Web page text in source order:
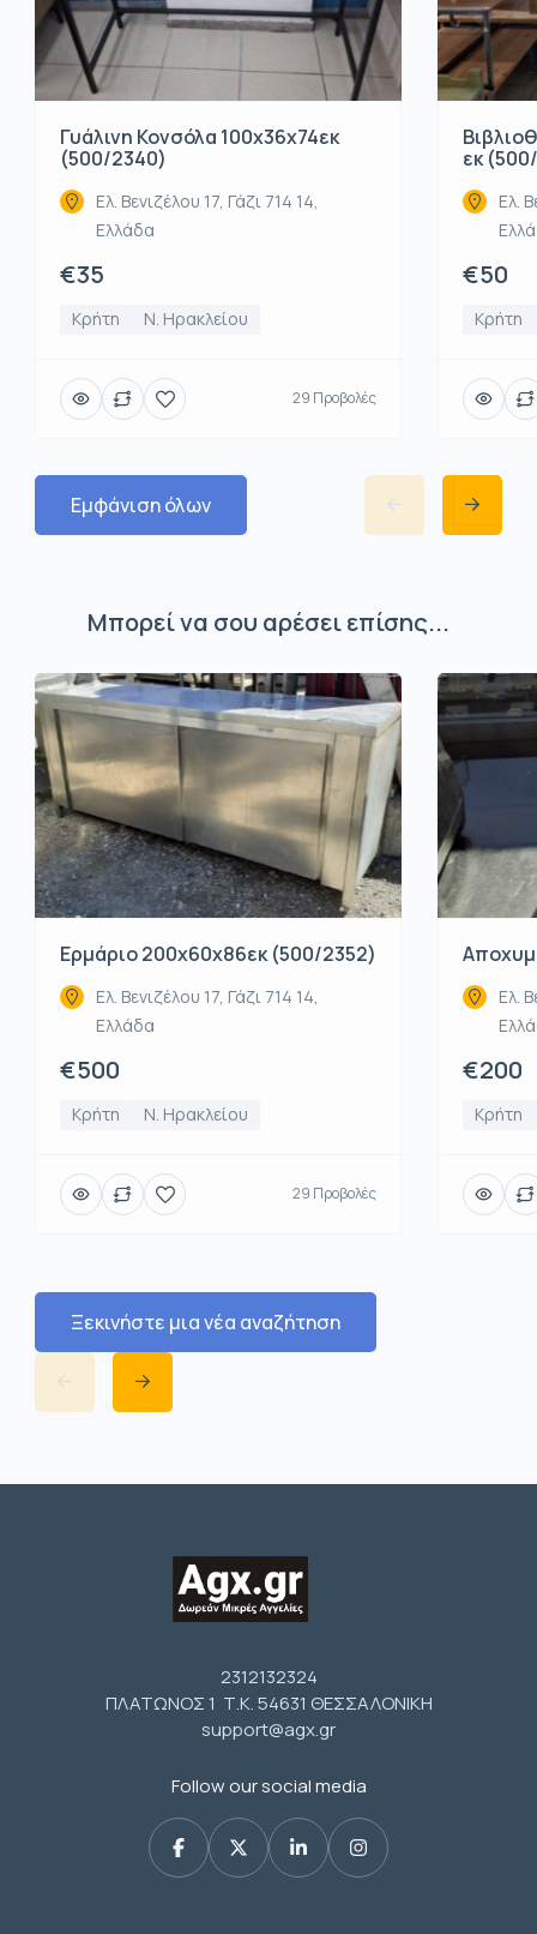
Γυάλινη Κονσόλα 100x36x74εκ
(500/2340)
Ελ. Βενιζέλου 17, Γάζι 714 14,
Ελλάδα
€35
Κρήτη Ν. Ηρακλείου
29 Προβολές
εκ
Ελ.
€50
Κρήτη
Εμφάνιση όλων
Μπορεί να σου αρέσει επίσης...
Ερμάριο 200x60x86εκ (500/2352)
Ελ. Βενιζέλου 17, Γάζι 714 14,
Ελλάδα
€500
Κρήτη Ν. Ηρακλείου
29 Προβολές
Ελ.
€200
Κρήτη
Ξεκινήστε μια νέα αναζήτηση
2312132324
ΠΛΑΤΩΝΟΣ 1 Τ.Κ. 54631 ΘΕΣΣΑΛΟΝΙΚΗ
support@agx.gr
Follow our social media